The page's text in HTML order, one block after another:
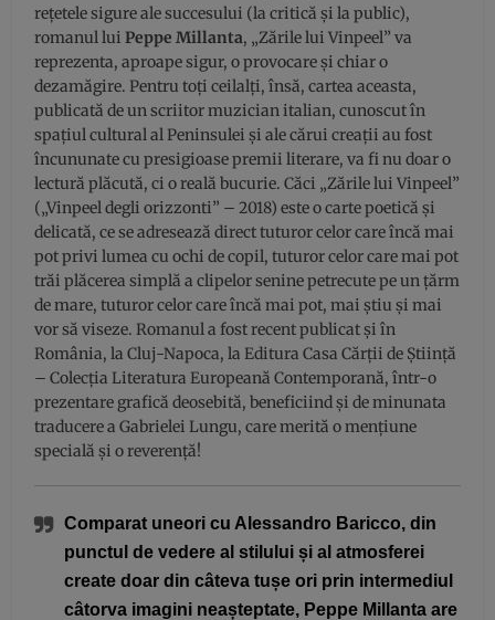
rețetele sigure ale succesului (la critică și la public),
romanul luiPeppe Millanta, „Zările lui Vinpeel” va
reprezenta, aproape sigur, o provocare și chiar o
dezamăgire. Pentru toți ceilalți, însă, cartea aceasta,
publicată de un scriitor muzician italian, cunoscut în
spațiul cultural al Peninsulei și ale cărui creații au fost
încununate cu presigioase premii literare, va fi nu doar o
lectură plăcută, ci o reală bucurie. Căci „Zările lui Vinpeel”
(„Vinpeel degli orizzonti” – 2018) este o carte poetică și
delicată, ce se adresează direct tuturor celor care încă mai
pot privi lumea cu ochi de copil, tuturor celor care mai pot
trăi plăcerea simplă a clipelor senine petrecute pe un țărm
de mare, tuturor celor care încă mai pot, mai știu și mai
vor să viseze. Romanul a fost recent publicat și în
România, la Cluj-Napoca, la Editura Casa Cărții de Știință
– Colecția Literatura Europeană Contemporană, într-o
prezentare grafică deosebită, beneficiind și de minunata
traducere a Gabrielei Lungu, care merită o mențiune
specială și o reverență!
Comparat uneori cu Alessandro Baricco, din
punctul de vedere al stilului și al atmosferei
create doar din câteva tușe ori prin intermediul
câtorva imagini neașteptate, Peppe Millanta are